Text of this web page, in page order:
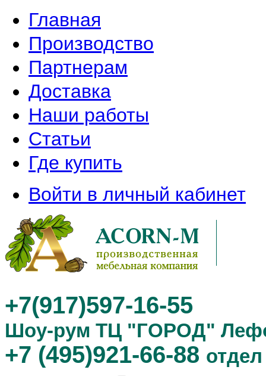
Главная
Производство
Партнерам
Доставка
Наши работы
Статьи
Где купить
Войти в личный кабинет
+7(917)597-16-55
Шоу-рум ТЦ "ГОРОД"
+7 (495)921-66-88